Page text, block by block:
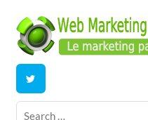
content
Webmarketing
E-commerce | ERP/CRM